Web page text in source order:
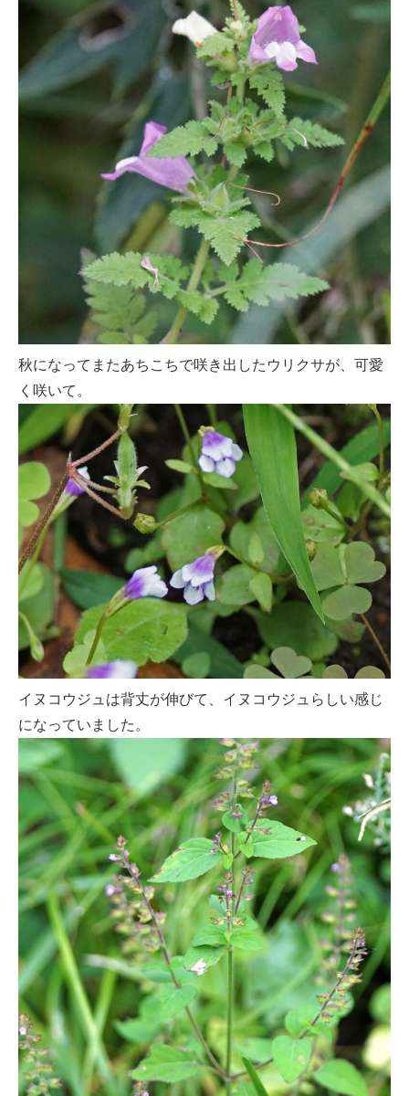
秋になってまたあちこちで咲き出したウリクサが、可愛
く咲いて。
イヌコウジュは背丈が伸びて、イヌコウジュらしい感じ
になっていました。